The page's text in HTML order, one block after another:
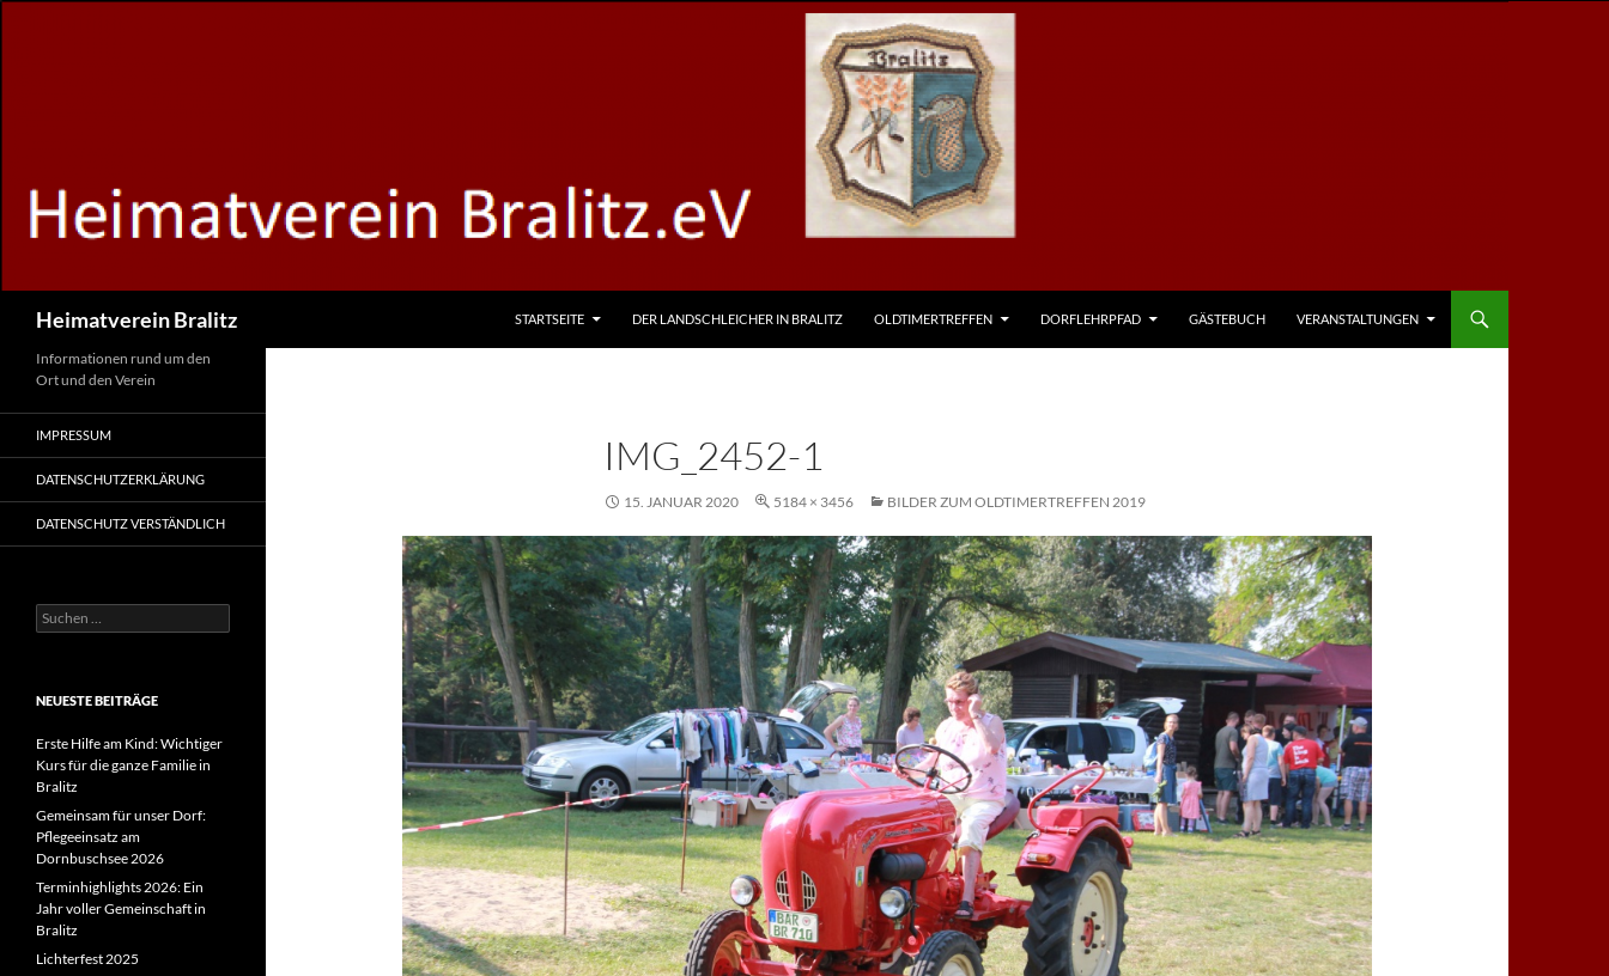
Heimatverein Bralitz STARTSEITE DER LANDSCHLEICHER IN BRALITZ OLDTIMERTREFFEN DORFLEHRPFAD GÄSTEBUCH VERANSTALTUNGEN
IMG_2452-1
15. JANUAR 2020 5184 × 3456 BILDER ZUM OLDTIMERTREFFEN 2019
Informationen rund um den
Ort und den Verein
IMPRESSUM
DATENSCHUTZERKLÄRUNG
DATENSCHUTZ VERSTÄNDLICH
Suchen
nach:
NEUESTE BEITRÄGE
Erste Hilfe am Kind: Wichtiger
Kurs für die ganze Familie in
Bralitz
Gemeinsam für unser Dorf:
Pflegeeinsatz am
Dornbuschsee 2026
Terminhighlights 2026: Ein
Jahr voller Gemeinschaft in
Bralitz
Lichterfest 2025